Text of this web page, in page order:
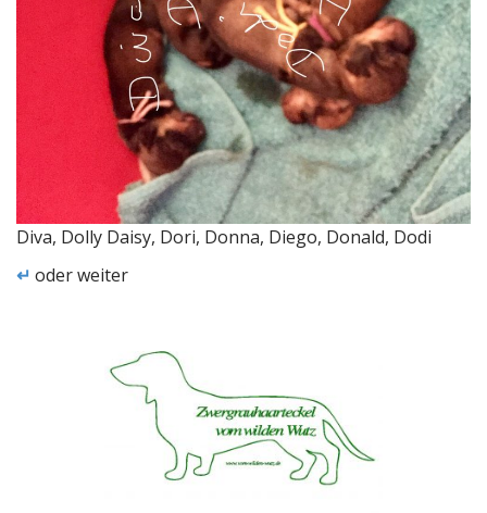
Diva, Dolly Daisy, Dori, Donna, Diego, Donald, Dodi
↵ oder weiter